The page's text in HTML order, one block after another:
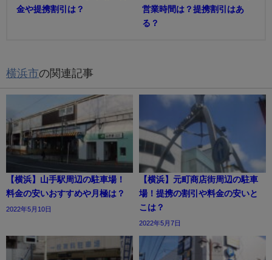
金や提携割引は？
営業時間は？提携割引はあ
る？
横浜市の関連記事
【横浜】山手駅周辺の駐車場！
料金の安いおすすめや月極は？
2022年5月10日
【横浜】元町商店街周辺の駐車
場！提携の割引や料金の安いと
こは？
2022年5月7日